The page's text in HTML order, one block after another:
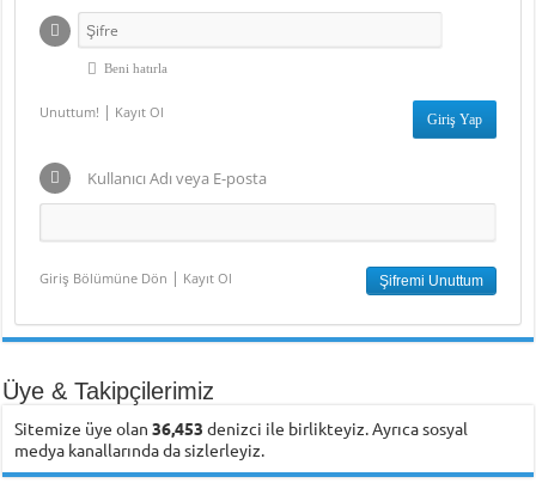
Beni hatırla
Unuttum! | Kayıt Ol
Kullanıcı Adı veya E-posta
Giriş Bölümüne Dön | Kayıt Ol
Üye & Takipçilerimiz
Sitemize üye olan36,453 denizci ile birlikteyiz. Ayrıca sosyal
medya kanallarında da sizlerleyiz.